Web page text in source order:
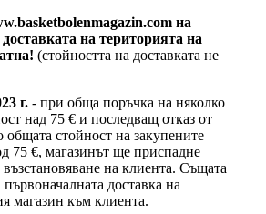
на
на територията на
(стойността на доставката не
г.- при обща поръчка на няколко
над 75 € и последващ отказ от
общата стойност на закупените
75 €, магазинът ще приспадне
възстановяване на клиента. Същата
доставка на
магазин към клиента.